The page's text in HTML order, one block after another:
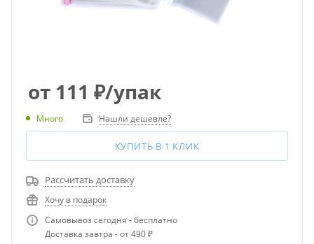
от 111 ₽/упак
Много Нашли дешевле?
КУПИТЬ В 1 КЛИК
Рассчитать доставку
Хочу в подарок
Самовывоз сегодня - бесплатно
Доставка завтра - от 490 ₽